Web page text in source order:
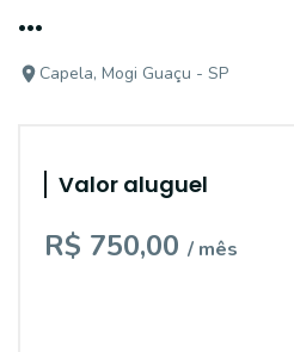
...
Capela, Mogi Guaçu - SP
Valor aluguel
R$ 750,00 / mês